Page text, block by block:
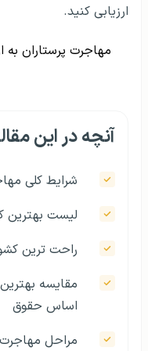
ارزیابی کنید.
مهاجرت پرستاران به
آنچه در این
شرایط کلی
لیست بهترین
راحت ترین
مقایسه
اساس حقوق
مراحل مهاجرت